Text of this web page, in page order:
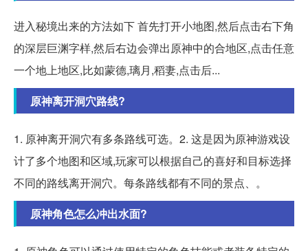
进入秘境出来的方法如下 首先打开小地图,然后点击右下角
的深层巨渊字样,然后右边会弹出原神中的合地区,点击任意
一个地上地区,比如蒙德,璃月,稻妻,点击后...
原神离开洞穴路线?
1. 原神离开洞穴有多条路线可选。2. 这是因为原神游戏设
计了多个地图和区域,玩家可以根据自己的喜好和目标选择
不同的路线离开洞穴。每条路线都有不同的景点、。
原神角色怎么冲出水面?